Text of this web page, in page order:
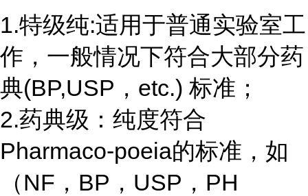
1.特级纯:适用于普通实验室工
作，一般情况下符合大部分药
典(BP,USP，etc.) 标准；
2.药典级：纯度符合
Pharmaco-poeia的标准，如
（NF，BP，USP，PH